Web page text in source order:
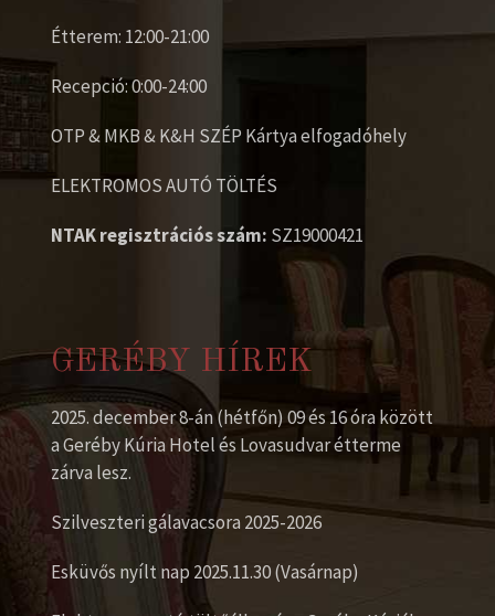
Étterem: 12:00-21:00
Recepció: 0:00-24:00
OTP & MKB & K&H SZÉP Kártya elfogadóhely
ELEKTROMOS AUTÓ TÖLTÉS
NTAK regisztrációs szám: SZ19000421
GERÉBY HÍREK
2025. december 8-án (hétfőn) 09 és 16 óra között
a Geréby Kúria Hotel és Lovasudvar étterme
zárva lesz.
Szilveszteri gálavacsora 2025-2026
Esküvős nyílt nap 2025.11.30 (Vasárnap)